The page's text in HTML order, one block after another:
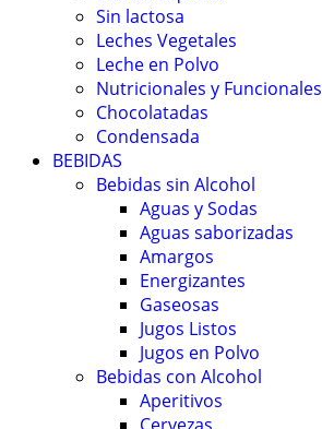
Sin lactosa
Leches Vegetales
Leche en Polvo
Nutricionales y Funcionales
Chocolatadas
Condensada
BEBIDAS
Bebidas sin Alcohol
Aguas y Sodas
Aguas saborizadas
Amargos
Energizantes
Gaseosas
Jugos Listos
Jugos en Polvo
Bebidas con Alcohol
Aperitivos